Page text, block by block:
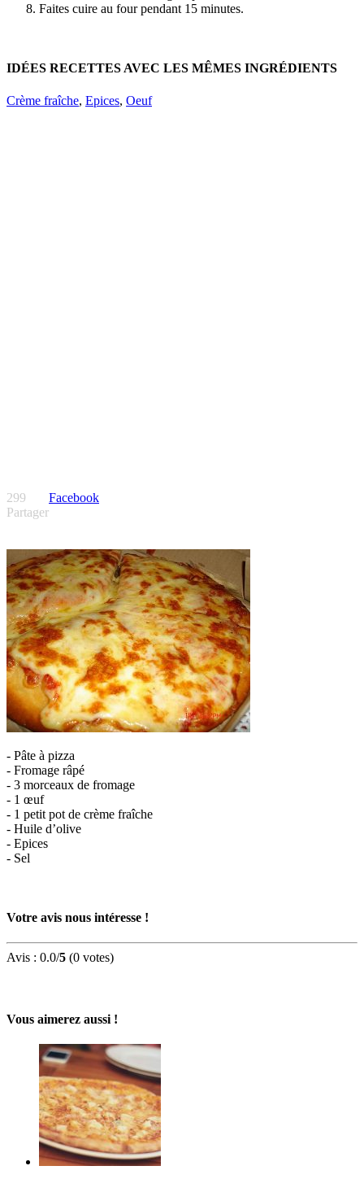
Faites cuire au four pendant 15 minutes.
IDÉES RECETTES AVEC LES MÊMES INGRÉDIENTS
Crème fraîche, Epices, Oeuf
299
Partager
Facebook
- Pâte à pizza
- Fromage râpé
- 3 morceaux de fromage
- 1 œuf
- 1 petit pot de crème fraîche
- Huile d’olive
- Epices
- Sel
Votre avis nous intéresse !
Avis : 0.0/5 (0 votes)
Vous aimerez aussi !